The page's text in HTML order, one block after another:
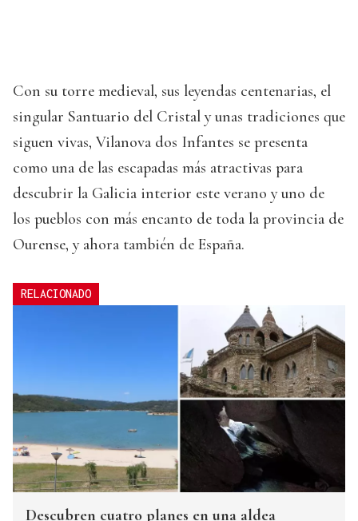
Con su torre medieval, sus leyendas centenarias, el
singular Santuario del Cristal y unas tradiciones que
siguen vivas, Vilanova dos Infantes se presenta
como una de las escapadas más atractivas para
descubrir la Galicia interior este verano y uno de
los pueblos con más encanto de toda la provincia de
Ourense, y ahora también de España.
RELACIONADO
Descubren cuatro planes en una aldea